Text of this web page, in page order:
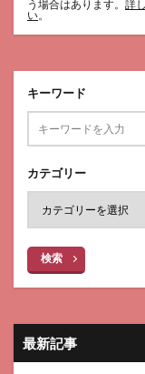
う場合はあります。詳
い。
キーワード
カテゴリー
検索
最新記事